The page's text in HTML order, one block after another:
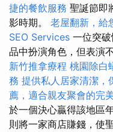
捷的餐飲服務 聖誕節即
影時期。 老屋翻新，給
SEO Services 一位突
品中扮演角色，但表演
新竹推拿療程 桃園除白
務 提供私人居家清潔，
薦，適合親友聚會的完
於一個決心贏得該地區
則將一家商店賺錢，使